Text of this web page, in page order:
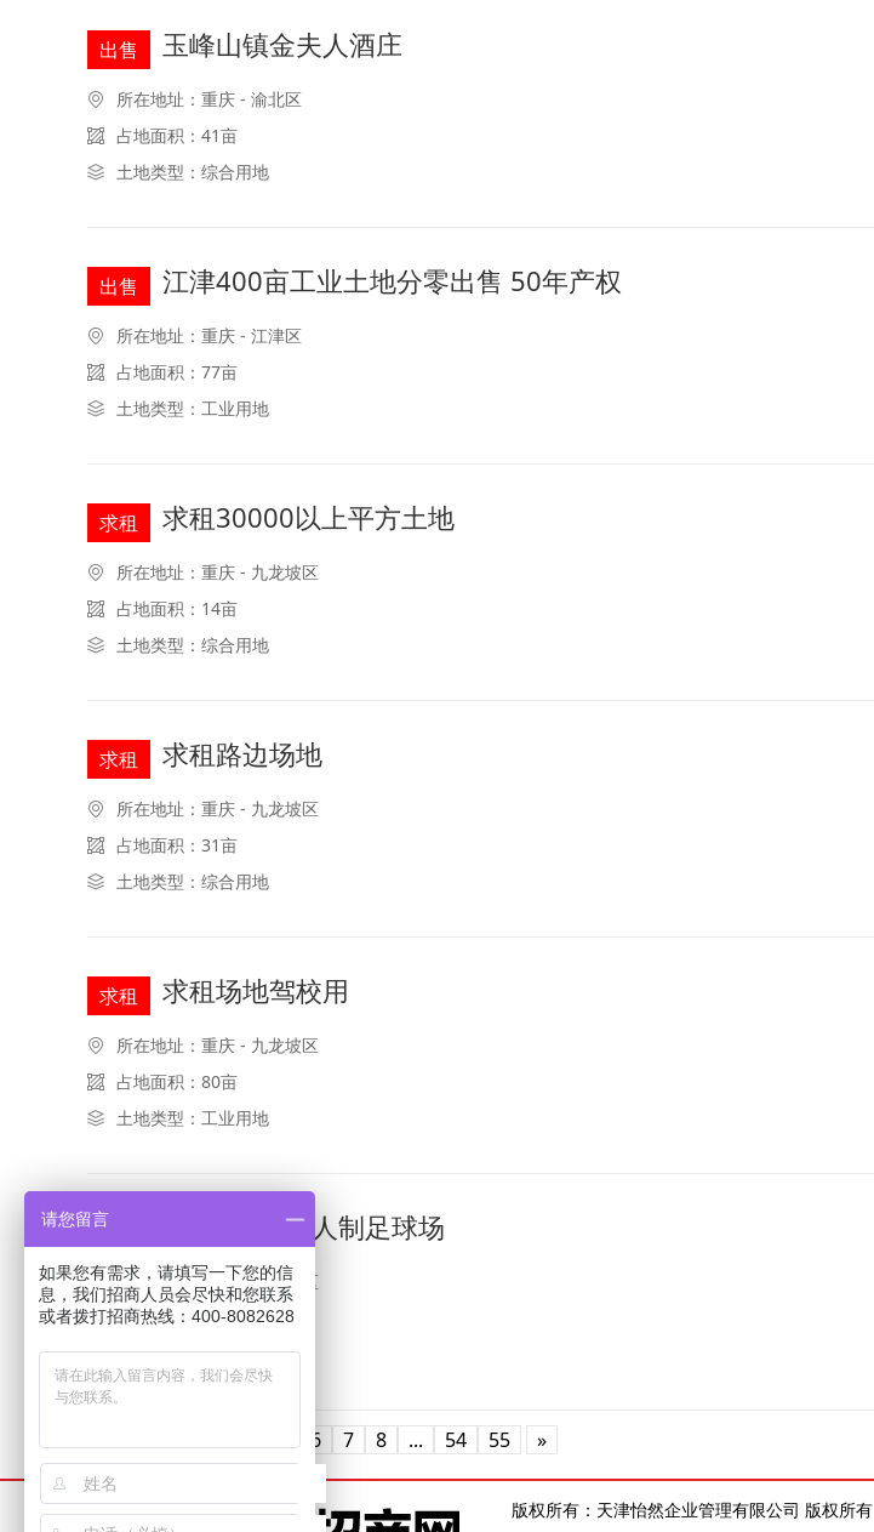
出售 玉峰山镇金夫人酒庄
所在地址：重庆 - 渝北区
占地面积：41亩
土地类型：综合用地
出售 江津400亩工业土地分零出售 50年产权
所在地址：重庆 - 江津区
占地面积：77亩
土地类型：工业用地
求租 求租30000以上平方土地
所在地址：重庆 - 九龙坡区
占地面积：14亩
土地类型：综合用地
求租 求租路边场地
所在地址：重庆 - 九龙坡区
占地面积：31亩
土地类型：综合用地
求租 求租场地驾校用
所在地址：重庆 - 九龙坡区
占地面积：80亩
土地类型：工业用地
求租 求租土地做5人制足球场
所在地址：重庆 - 沙坪坝区
占地面积：90亩
土地类型：综合用地
6 7 8 ... 54 55 »
版权所有：天津怡然企业管理有限公司 版权所有
请您留言
如果您有需求，请填写一下您的信
息，我们招商人员会尽快和您联系
或者拨打招商热线：400-8082628